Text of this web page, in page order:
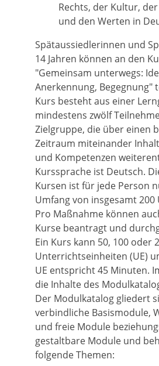
Rechts, der Kultur,
und den Werten in
Spätaussiedlerinnen und
14 Jahren können an den
"Gemeinsam unterwegs:
Anerkennung, Begegnung"
Kurs besteht aus einer
mindestens zwölf
Zielgruppe, die über einen
Zeitraum miteinander
und Kompetenzen
Kurssprache ist Deutsch.
Kursen ist für jede Person
Umfang von insgesamt 200
Pro Maßnahme können
Kurse beantragt und
Ein Kurs kann 50, 100 oder
Unterrichtseinheiten (UE)
UE entspricht 45 Minuten.
die Inhalte des
Der Modulkatalog gliedert
verbindliche Basismodule,
und freie Module
gestaltbare Module und
folgende Themen: